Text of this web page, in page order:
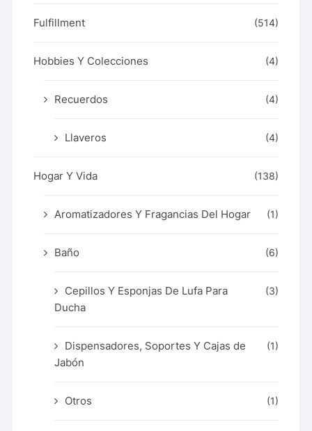
Fulfillment (514)
Hobbies Y Colecciones (4)
Recuerdos (4)
Llaveros (4)
Hogar Y Vida (138)
Aromatizadores Y Fragancias Del Hogar (1)
Baño (6)
Cepillos Y Esponjas De Lufa Para
Ducha
(3)
Dispensadores, Soportes Y Cajas de
Jabón
(1)
Otros (1)